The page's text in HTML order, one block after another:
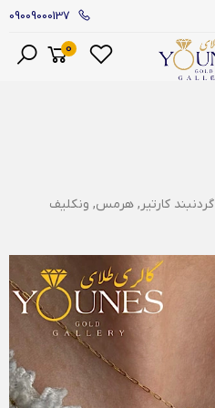
09009000137
0
گردنبند کارتیر, هرمس, ونکلیف